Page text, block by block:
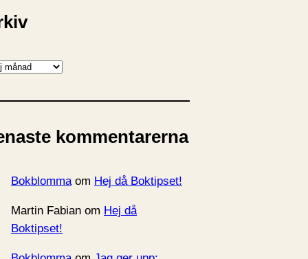
kommentarerna
Bokblommaom Hej då Boktipset!
Martin Fabian om Hej då
Boktipset!